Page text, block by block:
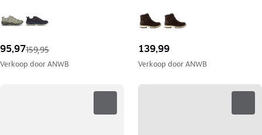
95,97159,95
Verkoop doorANWB
139,99
Verkoop doorANWB